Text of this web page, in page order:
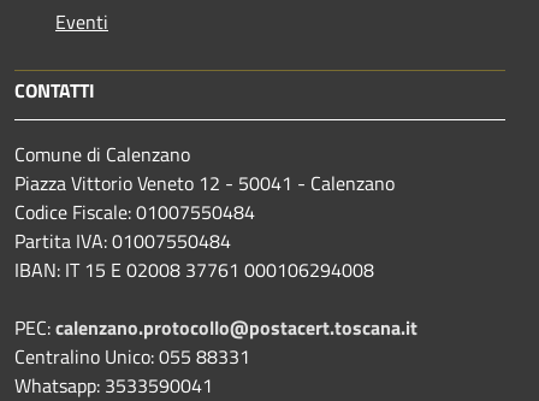
Eventi
CONTATTI
Comune di Calenzano
Piazza Vittorio Veneto 12 - 50041 - Calenzano
Codice Fiscale: 01007550484
Partita IVA: 01007550484
IBAN: IT 15 E 02008 37761 000106294008
PEC:calenzano.protocollo@postacert.toscana.it
Centralino Unico: 055 88331
Whatsapp: 3533590041